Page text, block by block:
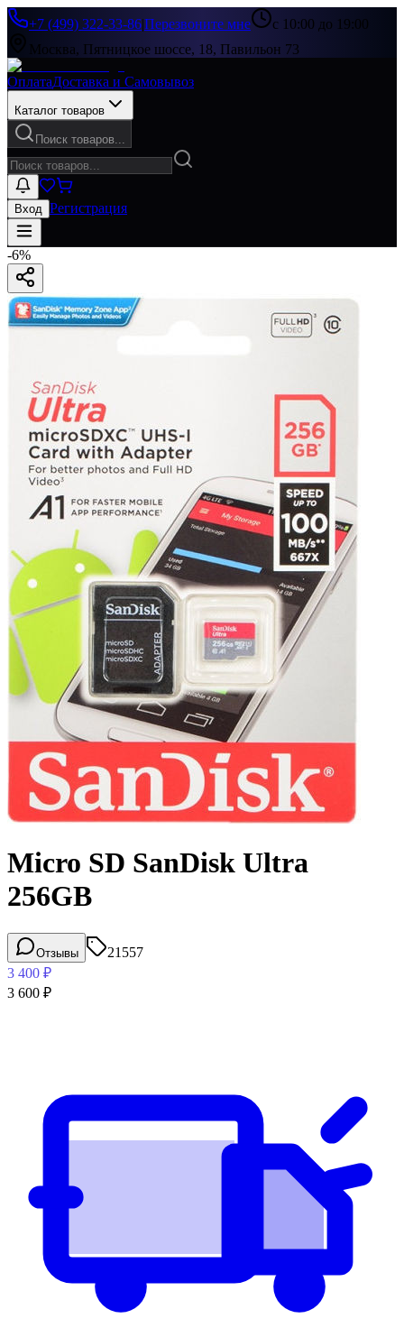
+7 (499) 322-33-86|Перезвоните мне
с 10:00 до 19:00
Москва, Пятницкое шоссе, 18, Павильон 73
ОплатаДоставка и Самовывоз
Каталог товаров
Поиск товаров...
Вход Регистрация
-6%
Micro SD SanDisk Ultra
256GB
Отзывы
21557
3 400 ₽
3 600 ₽